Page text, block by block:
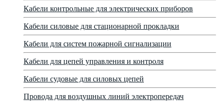
Кабели контрольные для электрических приборов
Кабели силовые для стационарной прокладки
Кабели для систем пожарной сигнализации
Кабели для цепей управления и контроля
Кабели судовые для силовых цепей
Провода для воздушных линий электропередач